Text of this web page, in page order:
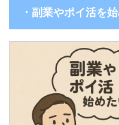
・副業やポイ活を